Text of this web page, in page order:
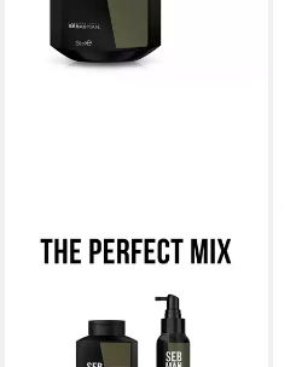
Haarshampoo SEB MAN THE
SHAMPOO, für feines Haar,
verleiht Volumen, frischer